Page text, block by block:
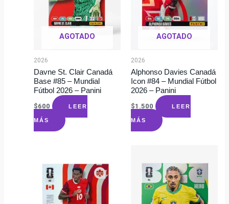
AGOTADO
2026
Davne St. Clair Canadá
Base #85 – Mundial
Fútbol 2026 – Panini
$600 LEER
MÁS
AGOTADO
2026
Alphonso Davies Canadá
Icon #84 – Mundial Fútbol
2026 – Panini
$1.500 LEER
MÁS